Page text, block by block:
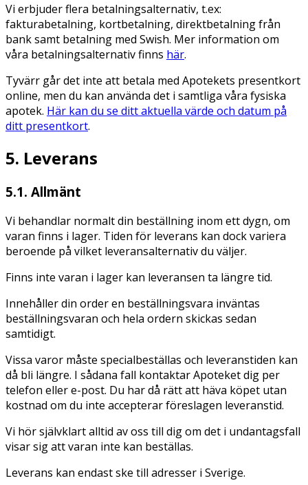
Vi erbjuder flera betalningsalternativ, t.ex:
fakturabetalning, kortbetalning, direktbetalning från
bank samt betalning med Swish. Mer information om
våra betalningsalternativ finns här.
Tyvärr går det inte att betala med Apotekets presentkort
online, men du kan använda det i samtliga våra fysiska
apotek. Här kan du se ditt aktuella värde och datum på
ditt presentkort.
5. Leverans
5.1. Allmänt
Vi behandlar normalt din beställning inom ett dygn, om
varan finns i lager. Tiden för leverans kan dock variera
beroende på vilket leveransalternativ du väljer.
Finns inte varan i lager kan leveransen ta längre tid.
Innehåller din order en beställningsvara inväntas
beställningsvaran och hela ordern skickas sedan
samtidigt.
Vissa varor måste specialbeställas och leveranstiden kan
då bli längre. I sådana fall kontaktar Apoteket dig per
telefon eller e-post. Du har då rätt att häva köpet utan
kostnad om du inte accepterar föreslagen leveranstid.
Vi hör självklart alltid av oss till dig om det i undantagsfall
visar sig att varan inte kan beställas.
Leverans kan endast ske till adresser i Sverige.